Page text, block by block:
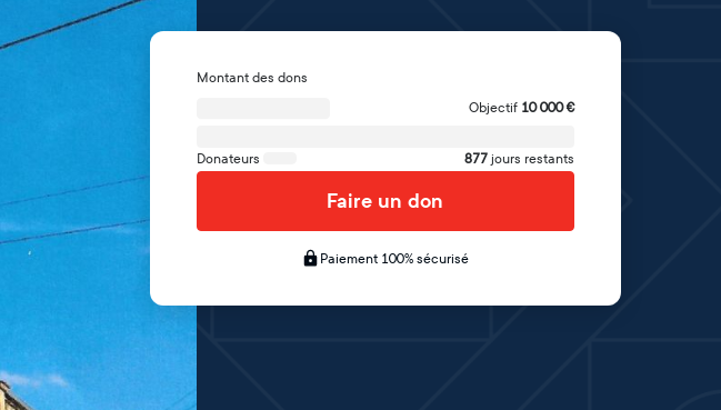
Montant des dons
Objectif 10 000€
Donateurs 877 jours restants
Faire un don
Paiement 100% sécurisé